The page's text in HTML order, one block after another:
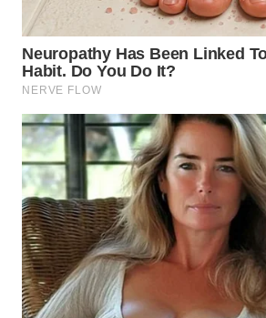
WN
PAKPAK
WN
WN
BEKASI
WN
BOGOR
WN
DEPOK